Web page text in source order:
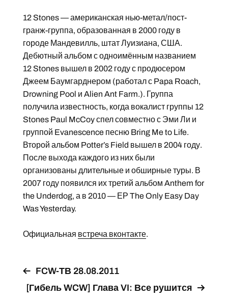
12 Stones — американская нью-метал/пост-
гранж-группа, образованная в 2000 году в
городе Мандевилль, штат Луизиана, США.
Дебютный альбом с одноимённым названием
12 Stones вышел в 2002 году с продюсером
Джеем Баумгарднером (работал с Papa Roach,
Drowning Pool и Alien Ant Farm.). Группа
получила известность, когда вокалист группы 12
Stones Paul McCoy спел совместно с Эми Ли и
группой Evanescence песню Bring Me to Life.
Второй альбом Potter’s Field вышел в 2004 году.
После выхода каждого из них были
организованы длительные и обширные туры. В
2007 году появился их третий альбом Anthem for
the Underdog, а в 2010 — ЕР The Only Easy Day
Was Yesterday.
Официальная встреча вконтакте.
FCW-ТВ 28.08.2011
[Гибель WCW] Глава VI: Все рушится